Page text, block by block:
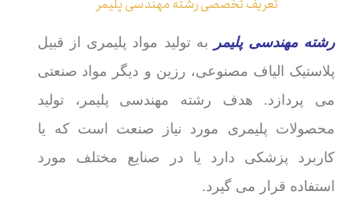
رشته مهندسی پلیمر
به تولید مواد پلیمری از قبیل
پلاستیک الیاف مصنوعی، رزین و دیگر مواد صنعتی
می پردازد. هدف رشته مهندسی پلیمر، تولید
محصولات پلیمری مورد نیاز صنعت است که یا
کاربرد پزشکی دارد یا در صنایع مختلف مورد
استفاده قرار می گیرد.